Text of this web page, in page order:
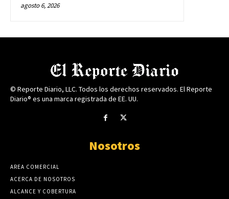
agosto 6, 2026
© Reporte Diario, LLC. Todos los derechos reservados. El Reporte
Diario® es una marca registrada de EE. UU.
Nosotros
AREA COMERCIAL
ACERCA DE NOSOTROS
ALCANCE Y COBERTURA